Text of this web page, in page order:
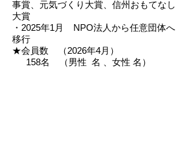
事賞、元気づくり大賞、信州おもてなし
大賞
・2025年1月 NPO法人から任意団体へ
移行
★会員数 （2026年4月）
158名 （男性 名 、女性 名）